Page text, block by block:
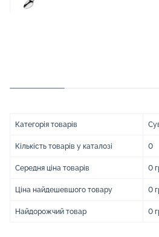
Категорія товарів
Кількість товарів у каталозі 0
Середня ціна товарів 0
Ціна найдешевшого товару 0
Найдорожчий товар 0